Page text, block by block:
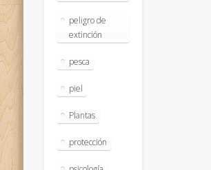
peligro de
extinción
pesca
piel
Plantas
protección